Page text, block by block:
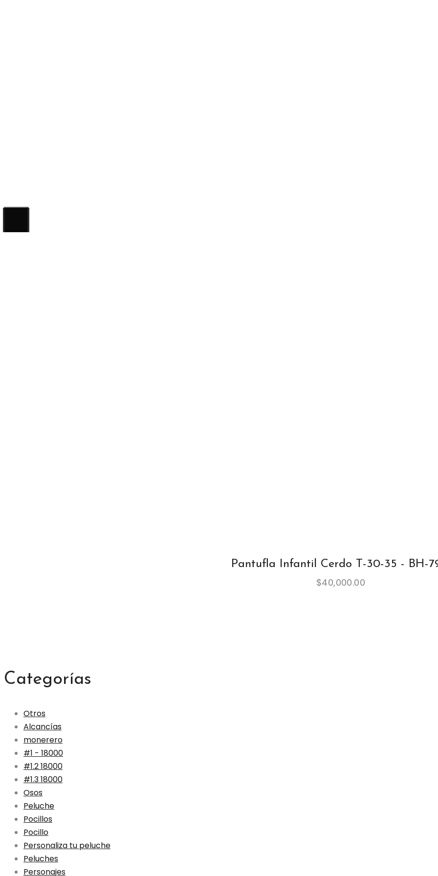
Pantufla Infantil Cerdo T-30-35 - BH-
$40,000.00
Categorías
Otros
Alcancías
monerero
#1 - 18000
#1.2 18000
#1.3 18000
Osos
Peluche
Pocillos
Pocillo
Personaliza tu peluche
Peluches
Personajes